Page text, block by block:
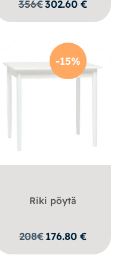
356€302.60 €
-15%
Riki pöytä
208€ 176.80 €